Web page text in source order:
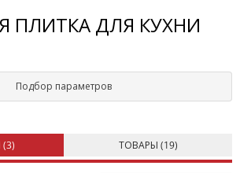
ПЛИТКА ДЛЯ КУХНИ
Подбор параметров
3) ТОВАРЫ (19)